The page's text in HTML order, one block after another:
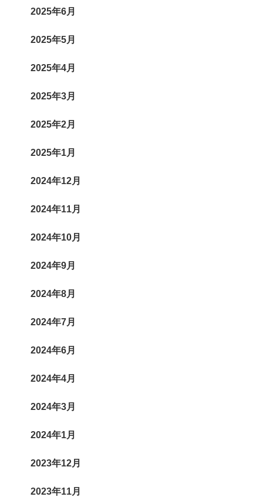
2025年6月
2025年5月
2025年4月
2025年3月
2025年2月
2025年1月
2024年12月
2024年11月
2024年10月
2024年9月
2024年8月
2024年7月
2024年6月
2024年4月
2024年3月
2024年1月
2023年12月
2023年11月